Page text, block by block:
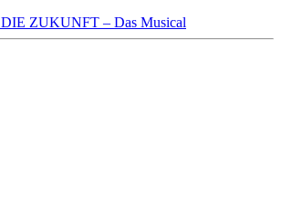
ZUKUNFT – Das Musical